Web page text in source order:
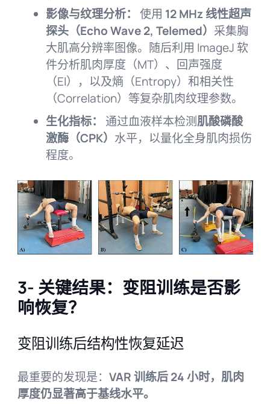
影像与纹理分析：
使用 12 MHz 线性超声
探头（Echo Wave 2, Telemed） 采集胸
大肌高分辨率图像。随后利用 ImageJ 软
件分析肌肉厚度（MT）、回声强度
（EI），以及熵（Entropy）和相关性
（Correlation）等复杂肌肉纹理参数。
生化指标：
通过血液样本检测肌酸磷酸
激酶（CPK） 水平，以量化全身肌肉损伤
程度。
3- 关键结果：变阻训练是否影
响恢复？
变阻训练后结构性恢复延迟
最重要的发现是： VAR 训练后 24 小时，肌肉
厚度仍显著高于基线水平。